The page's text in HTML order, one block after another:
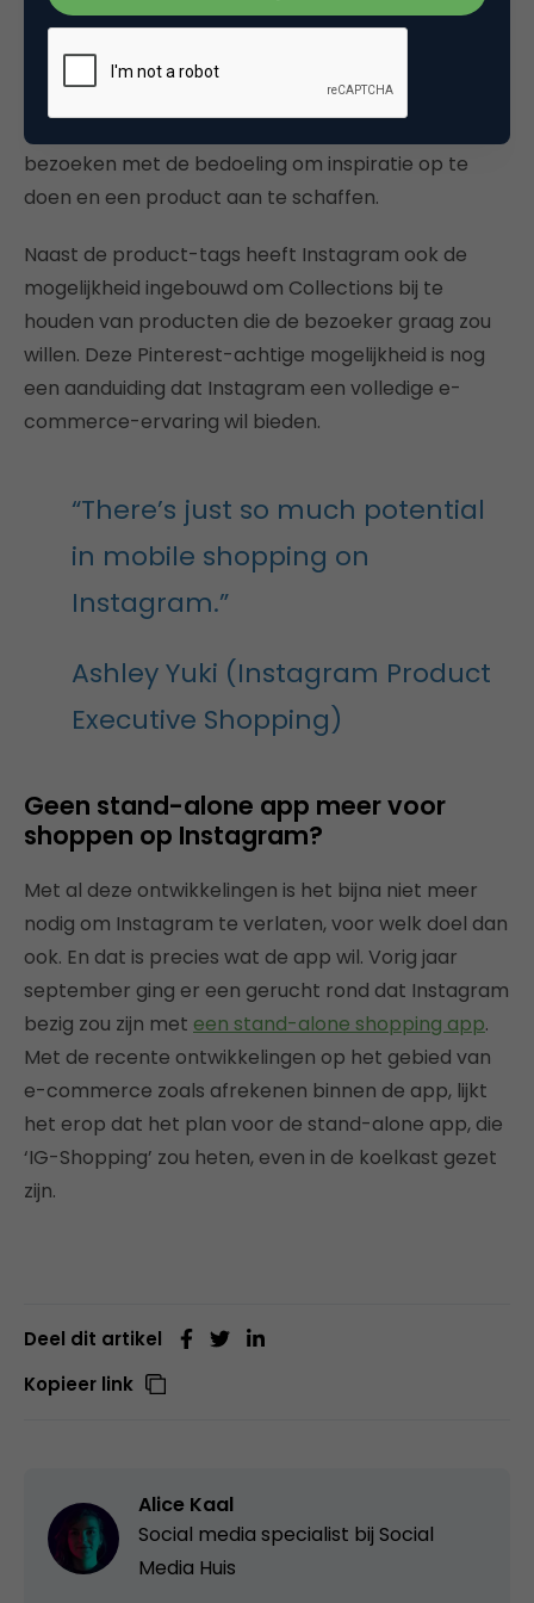
contact komen met producten waardoor de
koopintentie wordt aangewakkerd. Hoe meer
mensen wennen aan het productaanbod op
Instagram, hoe sneller mensen Instagram
bezoeken met de bedoeling om inspiratie op te
doen en een product aan te schaffen.
Naast de product-tags heeft Instagram ook de
mogelijkheid ingebouwd om Collections bij te
houden van producten die de bezoeker graag zou
willen. Deze Pinterest-achtige mogelijkheid is nog
een aanduiding dat Instagram een volledige e-
commerce-ervaring wil bieden.
“There’s just so much potential
in mobile shopping on
Instagram.”
Ashley Yuki (Instagram Product
Executive Shopping)
Geen stand-alone app meer voor
shoppen op Instagram?
Met al deze ontwikkelingen is het bijna niet meer
nodig om Instagram te verlaten, voor welk doel dan
ook. En dat is precies wat de app wil. Vorig jaar
september ging er een gerucht rond dat Instagram
bezig zou zijn met een stand-alone shopping app.
Met de recente ontwikkelingen op het gebied van
e-commerce zoals afrekenen binnen de app, lijkt
het erop dat het plan voor de stand-alone app, die
‘IG-Shopping’ zou heten, even in de koelkast gezet
zijn.
Deel dit artikel
Kopieer link
Alice Kaal
Social media specialist bij Social
Media Huis